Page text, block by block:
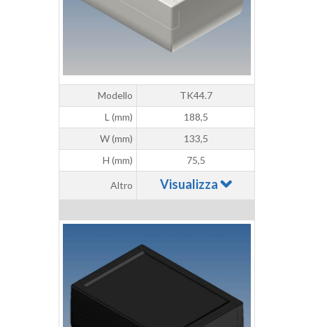
Modello
TK44.7
L (mm)
188,5
W (mm)
133,5
H (mm)
75,5
Altro Visualizza